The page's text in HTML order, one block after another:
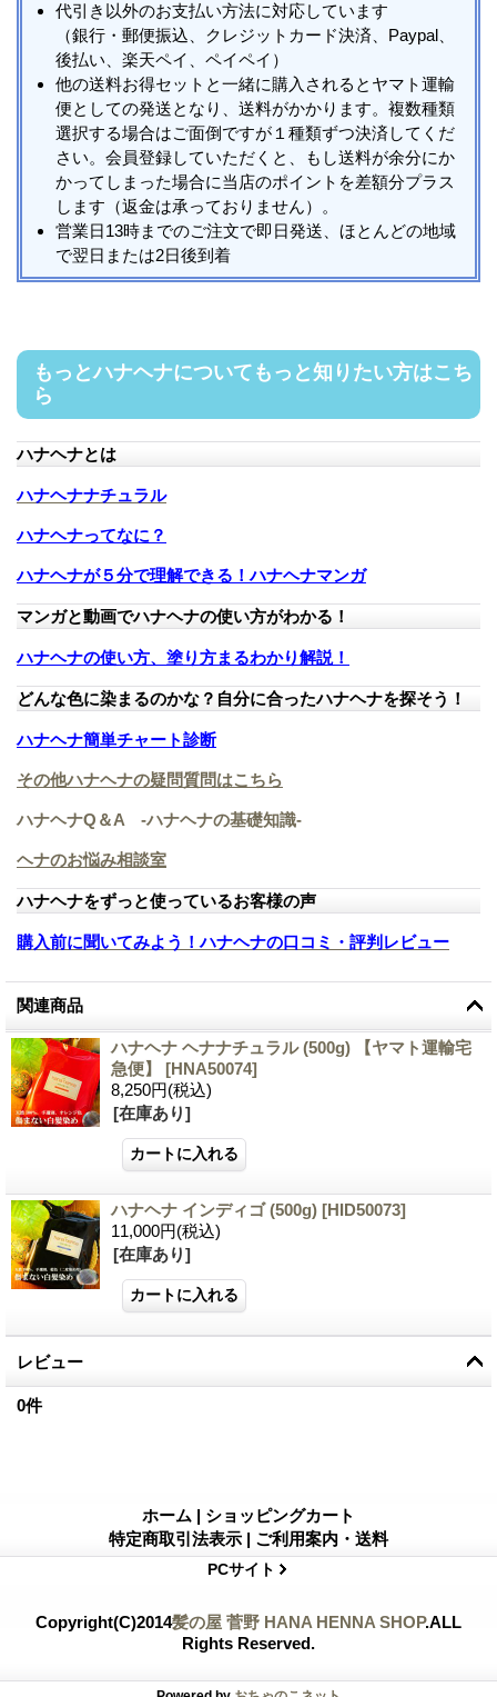
代引き以外のお支払い方法に対応しています
（銀行・郵便振込、クレジットカード決済、Paypal、
後払い、楽天ペイ、ペイペイ）
他の送料お得セットと一緒に購入されるとヤマト運輸
便としての発送となり、送料がかかります。複数種類
選択する場合はご面倒ですが１種類ずつ決済してくだ
さい。会員登録していただくと、もし送料が余分にか
かってしまった場合に当店のポイントを差額分プラス
します（返金は承っておりません）。
営業日13時までのご注文で即日発送、ほとんどの地域
で翌日または2日後到着
もっとハナヘナについてもっと知りたい方はこち
ら
ハナヘナとは
ハナヘナナチュラル
ハナヘナってなに？
ハナヘナが５分で理解できる！ハナヘナマンガ
マンガと動画でハナヘナの使い方がわかる！
ハナヘナの使い方、塗り方まるわかり解説！
どんな色に染まるのかな？自分に合ったハナヘナを探そう！
ハナヘナ簡単チャート診断
その他ハナヘナの疑問質問はこちら
ハナヘナQ＆A -ハナヘナの基礎知識-
ヘナのお悩み相談室
ハナヘナをずっと使っているお客様の声
購入前に聞いてみよう！ハナヘナの口コミ・評判レビュー
関連商品
ハナヘナ ヘナナチュラル (500g) 【ヤマト運輸宅
急便】 [HNA50074]
8,250円(税込)
[在庫あり]
ハナヘナ インディゴ (500g) [HID50073]
11,000円(税込)
[在庫あり]
レビュー
0件
ホーム | ショッピングカート
特定商取引法表示 | ご利用案内・送料
PCサイト
Copyright(C)2014髪の屋 菅野 HANA HENNA SHOP.ALL
Rights Reserved.